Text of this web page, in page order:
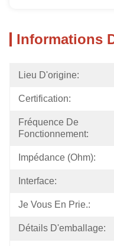
Informations
Lieu D'origine:
Certification:
Fréquence De
Fonctionnement:
Impédance (Ohm):
Interface:
Je Vous En Prie.:
Détails D'emballage: